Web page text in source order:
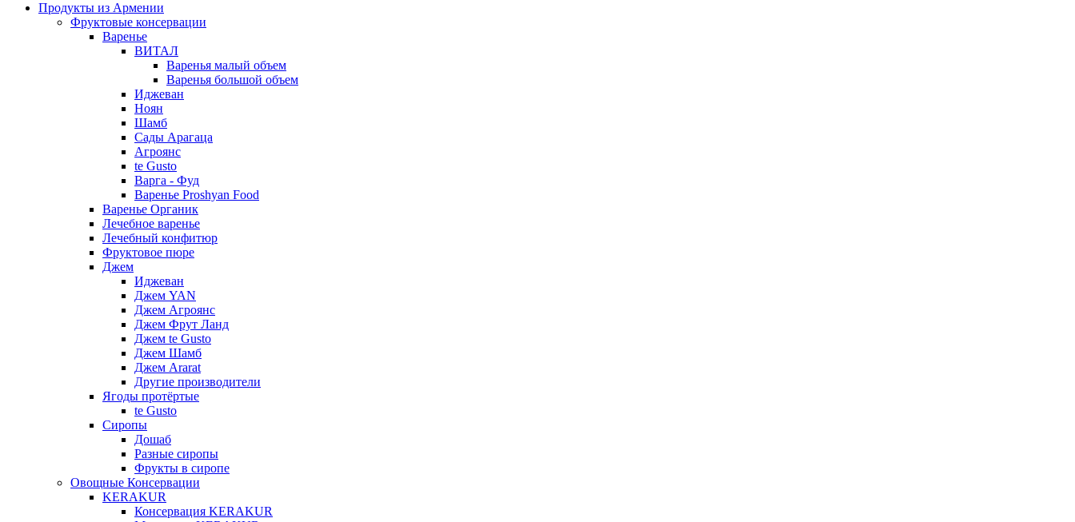
Продукты из Армении
Фруктовые консервации
Варенье
ВИТАЛ
Варенья малый объем
Варенья большой объем
Иджеван
Ноян
Шамб
Сады Арагаца
Агроянс
te Gusto
Варга - Фуд
Варенье Proshyan Food
Варенье Органик
Лечебное варенье
Лечебный конфитюр
Фруктовое пюре
Джем
Иджеван
Джем YAN
Джем Агроянс
Джем Фрут Ланд
Джем te Gusto
Джем Шамб
Джем Ararat
Другие производители
Ягоды протёртые
te Gusto
Сиропы
Дошаб
Разные сиропы
Фрукты в сиропе
Овощные Консервации
KERAKUR
Консервация KERAKUR